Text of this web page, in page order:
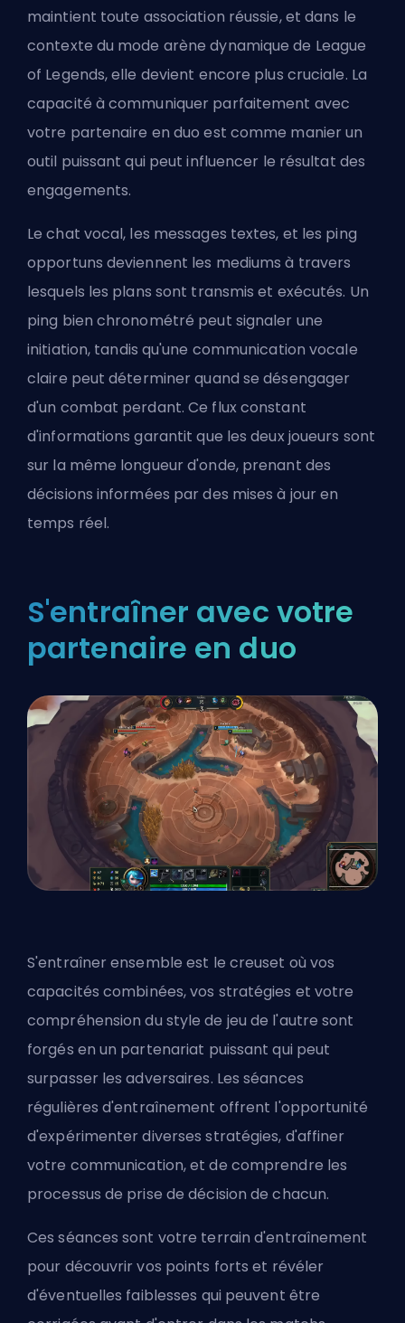
maintient toute association réussie, et dans le
contexte du mode arène dynamique de League
of Legends, elle devient encore plus cruciale. La
capacité à communiquer parfaitement avec
votre partenaire en duo est comme manier un
outil puissant qui peut influencer le résultat des
engagements.
Le chat vocal, les messages textes, et les ping
opportuns deviennent les mediums à travers
lesquels les plans sont transmis et exécutés. Un
ping bien chronométré peut signaler une
initiation, tandis qu'une communication vocale
claire peut déterminer quand se désengager
d'un combat perdant. Ce flux constant
d'informations garantit que les deux joueurs sont
sur la même longueur d'onde, prenant des
décisions informées par des mises à jour en
temps réel.
S'entraîner avec votre
partenaire en duo
S'entraîner ensemble est le creuset où vos
capacités combinées, vos stratégies et votre
compréhension du style de jeu de l'autre sont
forgés en un partenariat puissant qui peut
surpasser les adversaires. Les séances
régulières d'entraînement offrent l'opportunité
d'expérimenter diverses stratégies, d'affiner
votre communication, et de comprendre les
processus de prise de décision de chacun.
Ces séances sont votre terrain d'entraînement
pour découvrir vos points forts et révéler
d'éventuelles faiblesses qui peuvent être